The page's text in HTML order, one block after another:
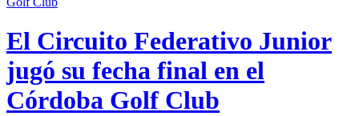
El Circuito Federativo Junior
jugó su fecha final en el
Córdoba Golf Club